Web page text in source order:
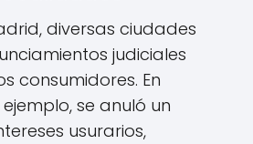
diversas ciudades
judiciales
consumidores. En
se anuló un
usurarios,